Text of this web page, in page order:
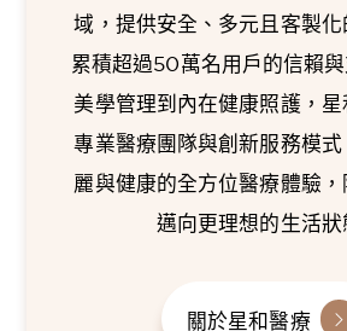
域，提供安全、多元且客製化
累積超過50萬名用戶的信賴
美學管理到內在健康照護，
專業醫療團隊與創新服務模
麗與健康的全方位醫療體驗，
邁向更理想的生活狀
關於星和醫療